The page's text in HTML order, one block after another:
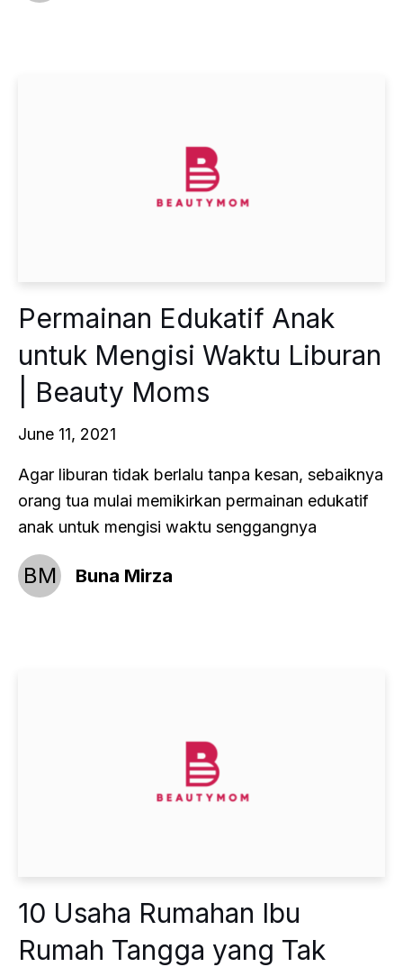
Permainan Edukatif Anak
untuk Mengisi Waktu Liburan
| Beauty Moms
June 11, 2021
Agar liburan tidak berlalu tanpa kesan, sebaiknya
orang tua mulai memikirkan permainan edukatif
anak untuk mengisi waktu senggangnya
BM Buna Mirza
10 Usaha Rumahan Ibu
Rumah Tangga yang Tak